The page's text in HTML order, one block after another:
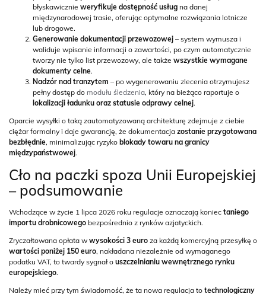
błyskawicznie weryfikuje dostępność usług na danej
międzynarodowej trasie, oferując optymalne rozwiązania lotnicze
lub drogowe.
Generowanie dokumentacji przewozowej – system wymusza i
waliduje wpisanie informacji o zawartości, po czym automatycznie
tworzy nie tylko list przewozowy, ale także wszystkie wymagane
dokumenty celne.
Nadzór nad tranzytem – po wygenerowaniu zlecenia otrzymujesz
pełny dostęp do modułu śledzenia, który na bieżąco raportuje o
lokalizacji ładunku oraz statusie odprawy celnej.
Oparcie wysyłki o taką zautomatyzowaną architekturę zdejmuje z ciebie
ciężar formalny i daje gwarancję, że dokumentacja zostanie przygotowana
bezbłędnie, minimalizując ryzyko blokady towaru na granicy
międzypaństwowej.
Cło na paczki spoza Unii Europejskiej
– podsumowanie
Wchodzące w życie 1 lipca 2026 roku regulacje oznaczają koniec taniego
importu drobnicowego bezpośrednio z rynków azjatyckich.
Zryczałtowana opłata w wysokości 3 euro za każdą komercyjną przesyłkę o
wartości poniżej 150 euro, nakładana niezależnie od wymaganego
podatku VAT, to twardy sygnał o uszczelnianiu wewnętrznego rynku
europejskiego.
Należy mieć przy tym świadomość, że ta nowa regulacja to technologiczny